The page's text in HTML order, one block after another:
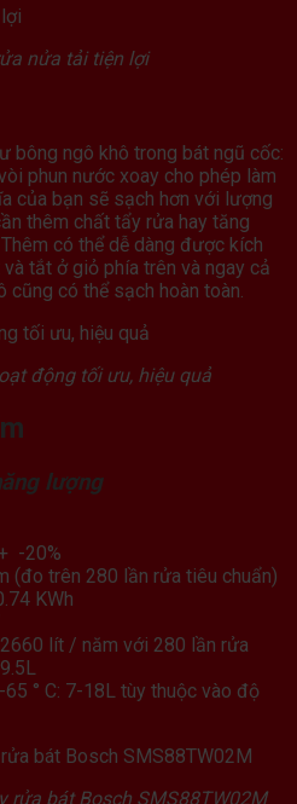
nửa tải tiện lợi
bông ngô khô trong bát ngũ cốc:
phun nước xoay cho phép làm
của bạn sẽ sạch hơn với lượng
thêm chất tẩy rửa hay tăng
có thể dễ dàng được kích
tắt ở giỏ phía trên và ngay cả
cũng có thể sạch hoàn toàn.
động tối ưu, hiệu quả
lượng
-20%
(đo trên 280 lần rửa tiêu chuẩn)
KWh
lít / năm với 280 lần rửa
° C: 7-18L tùy thuộc vào độ
rửa bát Bosch SMS88TW02M